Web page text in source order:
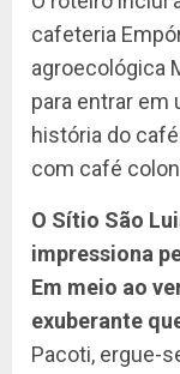
cafeteria
agroecológica
para entrar em
história do
com café
O Sítio São
impressiona
Em meio ao
exuberante
Pacoti, ergue-